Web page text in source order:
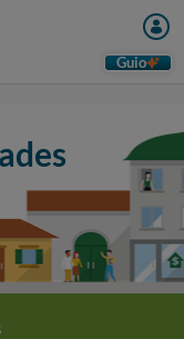
Guio